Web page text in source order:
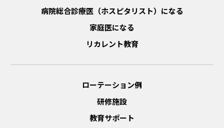
病院総合診療医（ホスピタリスト）になる
家庭医になる
リカレント教育
ローテーション例
研修施設
教育サポート